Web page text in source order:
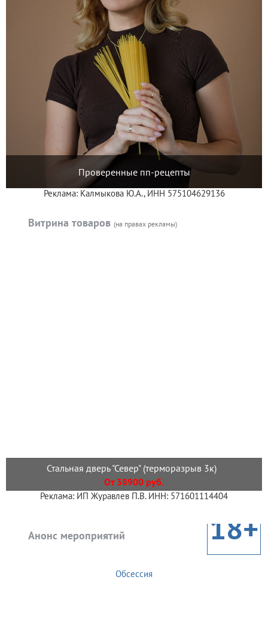
Проверенные пп-рецепты
Реклама: Калмыкова Ю.А., ИНН 575104629136
Витрина товаров (на правах рекламы)
Стальная дверь "Север" (терморазрыв 3к)
От 38900 руб.
Реклама: ИП Журавлев П.В. ИНН: 571601114404
Анонс мероприятий 18+
Обсессия